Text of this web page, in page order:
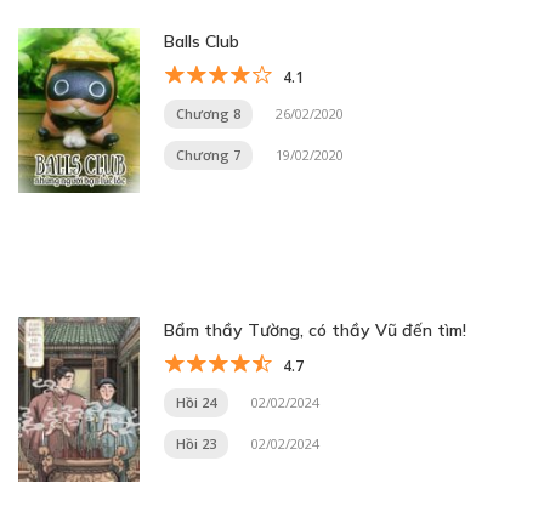
Balls Club
4.1
Chương 8 26/02/2020
Chương 7 19/02/2020
Bẩm thầy Tường, có thầy Vũ đến tìm!
4.7
Hồi 24 02/02/2024
Hồi 23 02/02/2024